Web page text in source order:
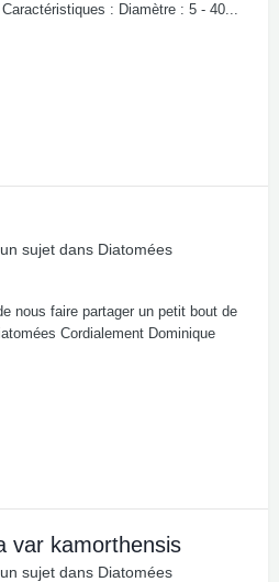
: Diamètre : 5 - 40...
sujet dans Diatomées
nous faire partager un petit bout de
Cordialement Dominique
var kamorthensis
sujet dans Diatomées